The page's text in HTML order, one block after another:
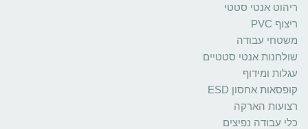
ריהוט אנטי סטטי
ריצוף PVC
משטחי עבודה
שולחנות אנטי סטטיים
עגלות ומידוף
קופסאות אחסון ESD
רצועות הארקה
כלי עבודה נפיצים